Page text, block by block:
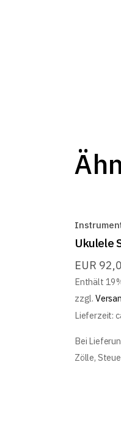
Ukulele
EUR
Enthält
zzgl.
Lieferzeit:
Bei
Zölle,